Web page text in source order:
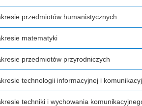
przedmiotów humanistycznych
matematyki
przedmiotów przyrodniczych
technologii informacyjnej i
techniki i wychowania